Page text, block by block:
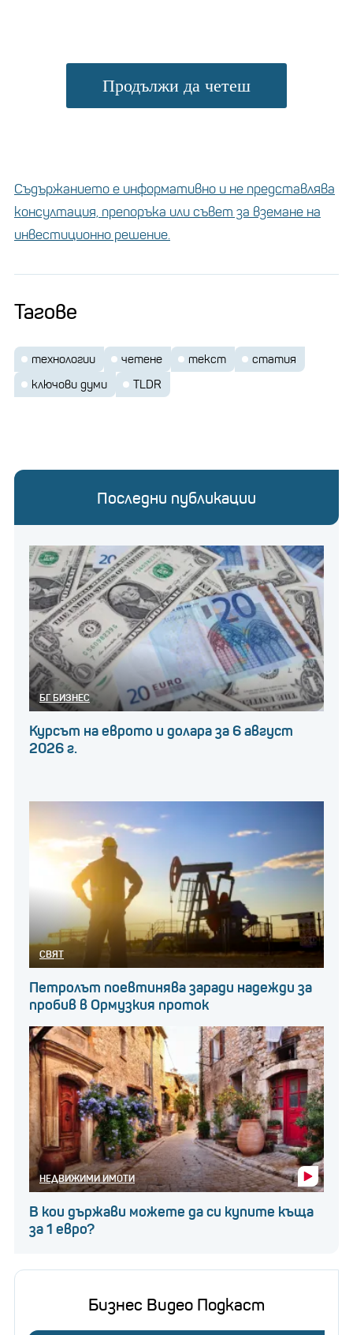
Продължи да четеш
Съдържанието е информативно и не представлява
консултация, препоръка или съвет за вземане на
инвестиционно решение.
Тагове
технологии четене текст
статия
ключови думи
TLDR
Последни публикации
БГ БИЗНЕС
Курсът на еврото и долара за 6 август
2026 г.
СВЯТ
Петролът поевтинява заради надежди за
пробив в Ормузкия проток
НЕДВИЖИМИ ИМОТИ
В кои държави можете да си купите къща
за 1 евро?
Бизнес Видео Подкаст